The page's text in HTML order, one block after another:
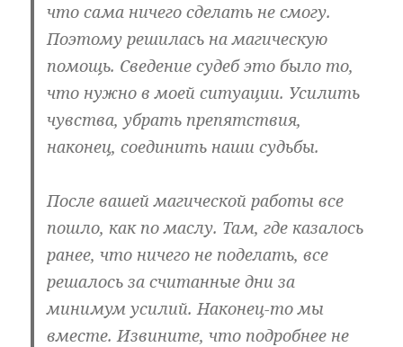
что сама ничего сделать не смогу.
Поэтому решилась на магическую
помощь. Сведение судеб это было то,
что нужно в моей ситуации. Усилить
чувства, убрать препятствия,
наконец, соединить наши судьбы.
После вашей магической работы все
пошло, как по маслу. Там, где казалось
ранее, что ничего не поделать, все
решалось за считанные дни за
минимум усилий. Наконец-то мы
вместе. Извините, что подробнее не